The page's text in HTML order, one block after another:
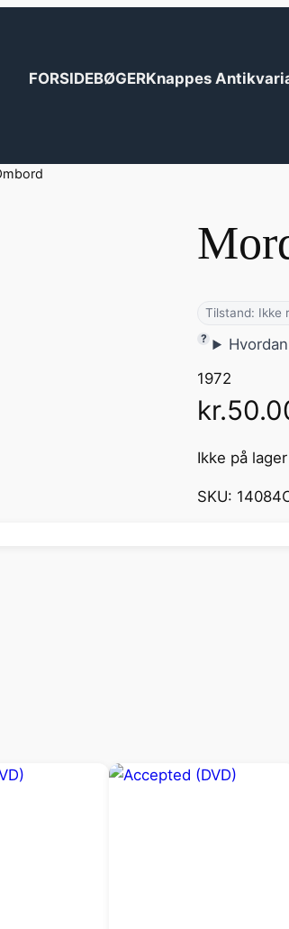
FORSIDEBØGERKnappes
Tilstand: Ikke
1972
kr.
Ikke på lager
SKU: 14084